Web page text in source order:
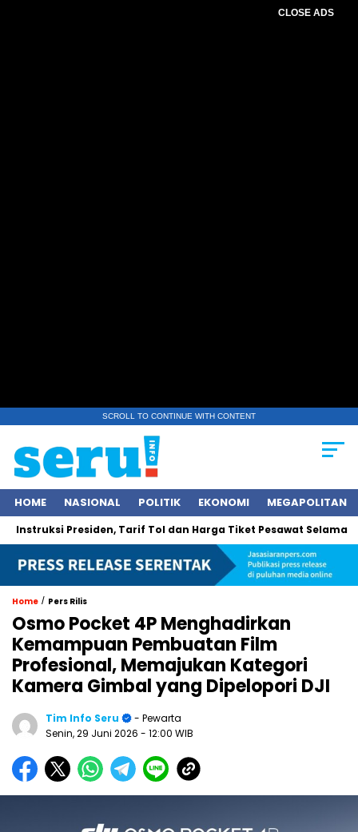
CLOSE ADS
SCROLL TO CONTINUE WITH CONTENT
HOME NASIONAL POLITIK EKONOMI MEGAPOLITAN
Presiden, Tarif Tol dan Harga Tiket Pesawat Selama
Home / Pers Rilis
Osmo Pocket 4P Menghadirkan
Kemampuan Pembuatan Film
Profesional, Memajukan Kategori
Kamera Gimbal yang Dipelopori DJI
Tim Info Seru
- Pewarta
Senin, 29 Juni 2026 - 12:00 WIB